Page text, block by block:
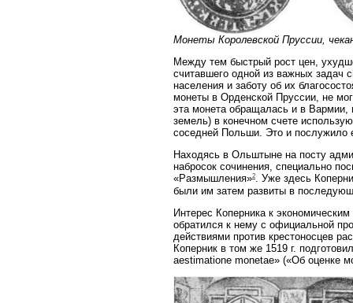
Монеты Королевской Пруссии,
Между тем быстрый рост цен,
считавшего одной из важных задач
населения и заботу об их
монеты в Орденской Пруссии, не
эта монета обращалась и в Вармии,
земель) в конечном счете
соседней Польши. Это и послужило
Находясь в Ольштыне на посту
набросок сочинения, специально
«Размышления»2. Уже здесь
были им затем развиты в
Интерес Коперника к
обратился к нему с официальной
действиями против крестоносцев
Коперник в том же 1519 г.
aestimatione monetae» («Об оценке